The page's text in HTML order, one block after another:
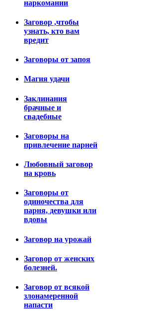
наркомании
Заговор ,чтобы
узнать, кто вам
вредит
Заговоры от запоя
Магия удачи
Заклинания
брачные и
свадебные
Заговоры на
привлечение парней
Любовный заговор
на кровь
Заговоры от
одиночества для
парня, девушки или
вдовы
Заговор на урожай
Заговор от женских
болезней.
Заговор от всякой
злонамеренной
напасти